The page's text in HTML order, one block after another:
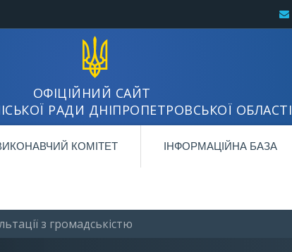
ОФІЦІЙНИЙ САЙТ
РАДИ ДНІПРОПЕТРОВСЬКОЇ ОБЛАСТІ
КОМІТЕТ ІНФОРМАЦІЙНА БАЗА
з громадськістю